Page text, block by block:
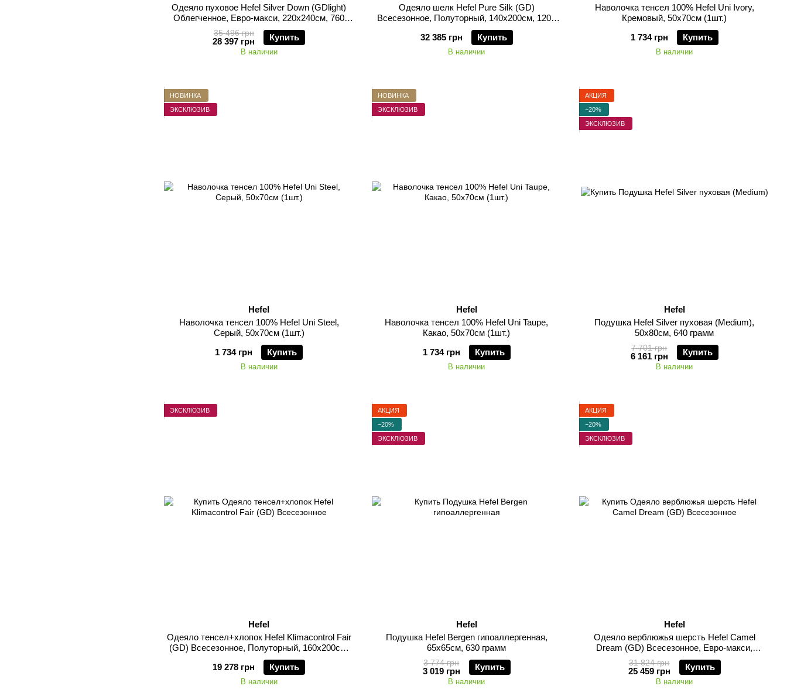
Одеяло пуховое Hefel Silver Down (GDlight)
Облегченное, Евро-макси, 220х240см, 760
грамм
35 496 грн
28 397 грн Купить
В наличии
Одеяло шелк Hefel Pure Silk (GD)
Всесезонное, Полуторный, 140х200см, 1200
грамм
32 385 грн
Купить
В наличии
Наволочка тенсел 100% Hefel Uni Ivory,
Кремовый, 50х70см (1шт.)
1 734 грн
Купить
В наличии
НОВИНКА
ЭКСКЛЮЗИВ
Hefel
Наволочка тенсел 100% Hefel Uni Steel,
Серый, 50х70см (1шт.)
1 734 грн
Купить
В наличии
НОВИНКА
ЭКСКЛЮЗИВ
Hefel
Наволочка тенсел 100% Hefel Uni Taupe,
Какао, 50х70см (1шт.)
1 734 грн
Купить
В наличии
АКЦИЯ
−20%
ЭКСКЛЮЗИВ
Hefel
Подушка Hefel Silver пуховая (Medium),
50х80см, 640 грамм
7 701 грн
6 161 грн Купить
В наличии
ЭКСКЛЮЗИВ
Hefel
Одеяло тенсел+хлопок Hefel Klimacontrol Fair
(GD) Всесезонное, Полуторный, 160х200см,
1370 грамм
19 278 грн
Купить
В наличии
АКЦИЯ
−20%
ЭКСКЛЮЗИВ
Hefel
Подушка Hefel Bergen гипоаллергенная,
65х65см, 630 грамм
3 774 грн
3 019 грн Купить
В наличии
АКЦИЯ
−20%
ЭКСКЛЮЗИВ
Hefel
Одеяло верблюжья шерсть Hefel Camеl
Dream (GD) Всесезонное, Евро-макси,
220х240см, 1900 грамм
31 824 грн
25 459 грн Купить
В наличии